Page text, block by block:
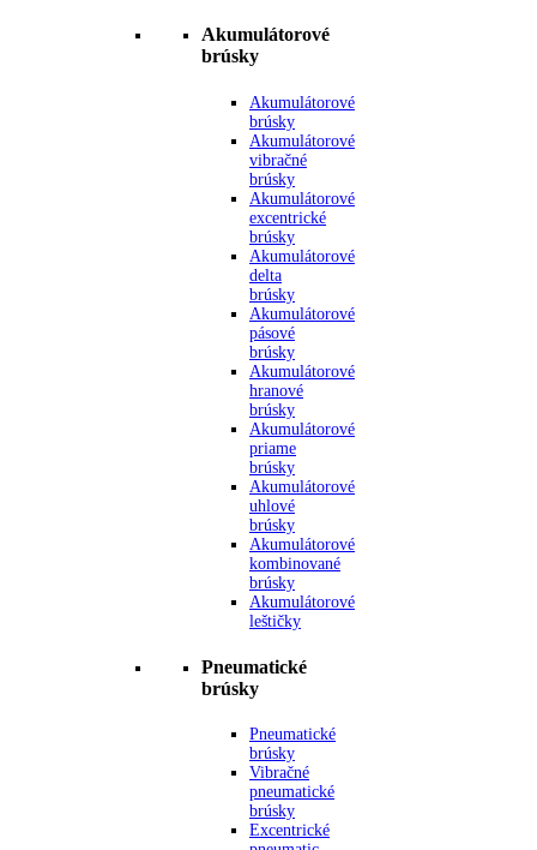
Akumulátorové
brúsky
Akumulátorové
brúsky
Akumulátorové
vibračné
brúsky
Akumulátorové
excentrické
brúsky
Akumulátorové
delta
brúsky
Akumulátorové
pásové
brúsky
Akumulátorové
hranové
brúsky
Akumulátorové
priame
brúsky
Akumulátorové
uhlové
brúsky
Akumulátorové
kombinované
brúsky
Akumulátorové
leštičky
Pneumatické
brúsky
Pneumatické
brúsky
Vibračné
pneumatické
brúsky
Excentrické